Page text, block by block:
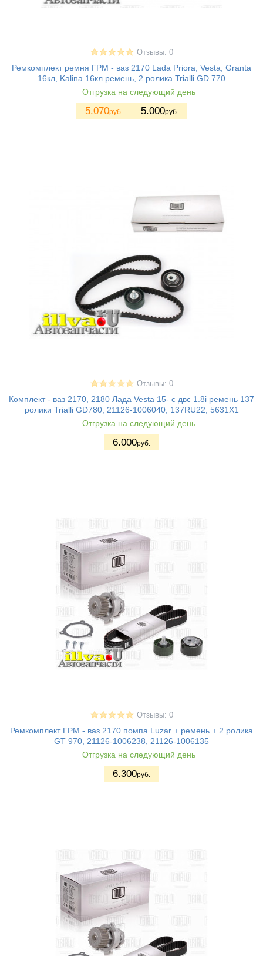
Отзывы: 0
Ремкомплект ремня ГРМ - ваз 2170 Lada Priora, Vesta, Granta
16кл, Kalina 16кл ремень, 2 ролика Trialli GD 770
Отгрузка на следующий день
5.070руб. 5.000руб.
Отзывы: 0
Комплект - ваз 2170, 2180 Лада Vesta 15- с двс 1.8i ремень 137
ролики Trialli GD780, 21126-1006040, 137RU22, 5631X1
Отгрузка на следующий день
6.000руб.
Отзывы: 0
Ремкомплект ГРМ - ваз 2170 помпа Luzar + ремень + 2 ролика
GT 970, 21126-1006238, 21126-1006135
Отгрузка на следующий день
6.300руб.